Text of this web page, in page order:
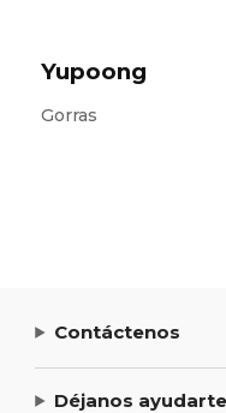
Yupoong
Gorras
Contáctenos
Déjanos ayudarte